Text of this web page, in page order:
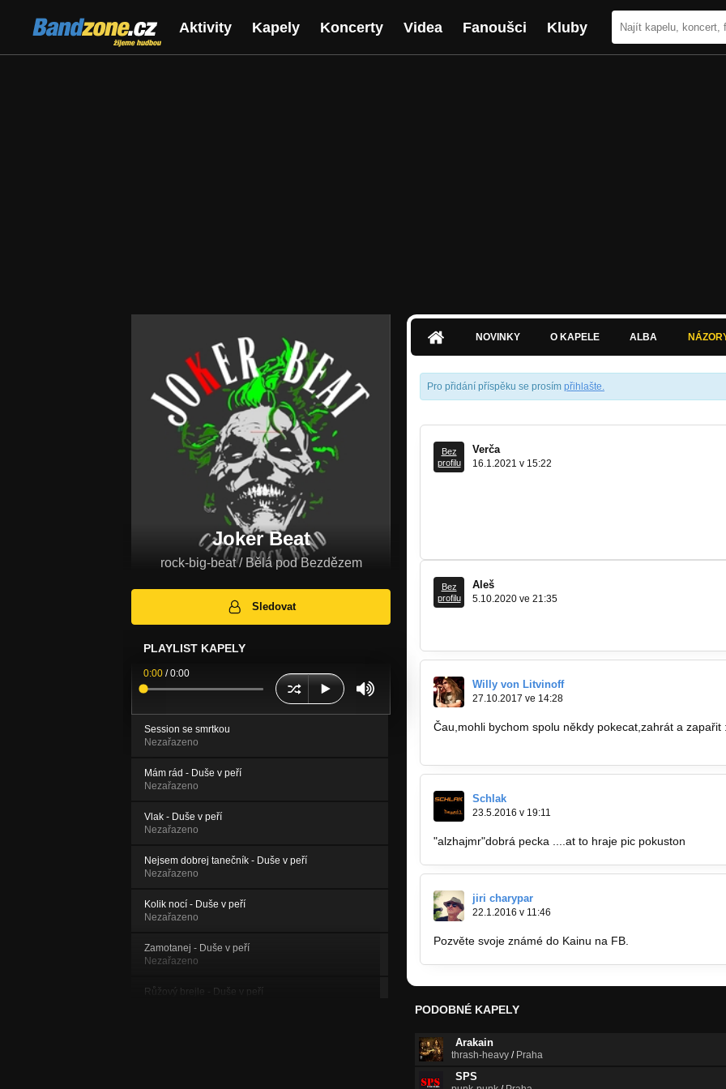
Bandzone.cz
žijeme hudbou
Aktivity Kapely Koncerty Videa Fanoušci Kluby
Joker Beat
rock-big-beat / Bělá pod Bezdězem
Sledovat
PLAYLIST KAPELY
0:00 /0:00
Session se smrtkou
Nezařazeno
Mám rád - Duše v peří
Nezařazeno
Vlak - Duše v peří
Nezařazeno
Nejsem dobrej tanečník - Duše v peří
Nezařazeno
Kolik nocí - Duše v peří
Nezařazeno
Zamotanej - Duše v peří
Nezařazeno
Růžový brejle - Duše v peří
NOVINKY O KAPELE ALBA
Pro přidání příspěku se prosím přihlašte.
Bez
profilu
Verča
16.1.2021 v 15:22
Bez
profilu
Aleš
5.10.2020 ve 21:35
Willy von Litvinoff
27.10.2017 ve 14:28
Čau,mohli bychom spolu někdy pokecat,zahrát a zapařit
Schlak
23.5.2016 v 19:11
"alzhajmr"dobrá pecka ....at to hraje pic pokuston
jiri charypar
22.1.2016 v 11:46
Pozvěte svoje známé do Kainu na FB.
PODOBNÉ KAPELY
Arakain
thrash-heavy / Praha
SPS